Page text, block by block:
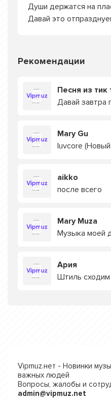
Души держатся на
Давай это
Рекомендации
Песня из тик
Давай завтра
Mary Gu
luvcore
aikko
после всего
Mary Muza
Музыка моей
Ария
Штиль сходим
Vipmuz.нет - Новинки
важных людей
Вопросы, жалобы и
admin@vipmuz.net